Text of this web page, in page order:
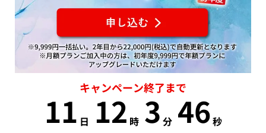
キャンペーン終了まで
11 日 12 時 3 分 45秒